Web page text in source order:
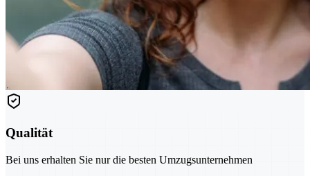
Qualität
Bei uns erhalten Sie nur die besten Umzugsunternehmen